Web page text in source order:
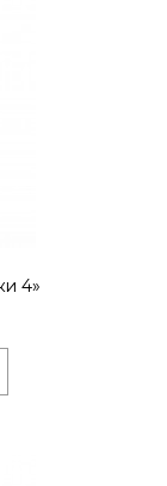
4»